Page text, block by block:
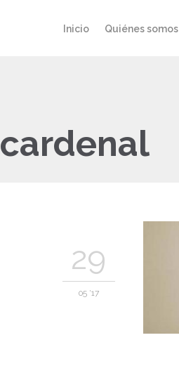
Inicio Quiénes somos
cardenal
29
05 '17